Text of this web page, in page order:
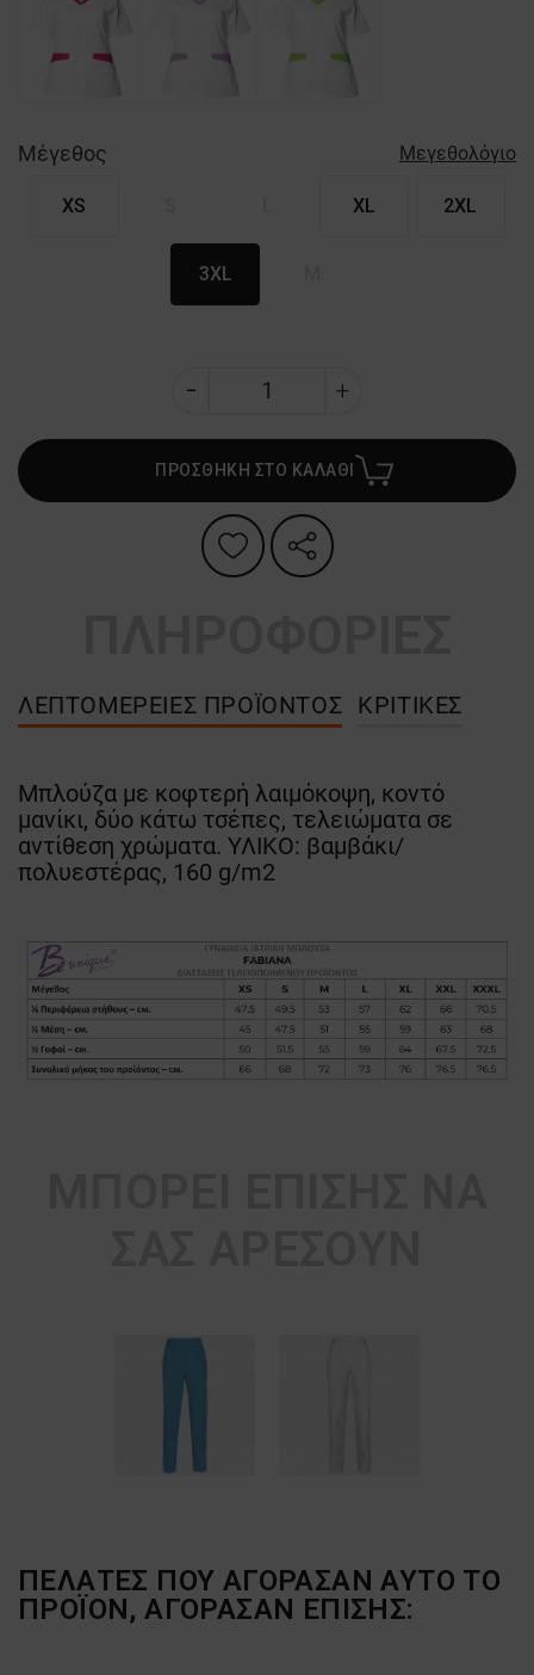
Μέγεθος Μεγεθολόγιο
XS XL 2XL
3XL
ΠΡΟΣΘΗΚΗ ΣΤΟ ΚΑΛΑΘΙ
ΛΕΠΤΟΜΈΡΕΙΕΣ ΠΡΟΪΌΝΤΟΣ ΚΡΙΤΙΚΈΣ
Μπλούζα με κοφτερή λαιμόκοψη, κοντό
μανίκι, δύο κάτω τσέπες, τελειώματα σε
αντίθεση χρώματα. ΥΛΙΚΟ: βαμβάκι/
πολυεστέρας, 160 g/m2
ΠΕΛΆΤΕΣ ΠΟΥ ΑΓΌΡΑΣΑΝ ΑΥΤΌ ΤΟ
ΠΡΟΪΌΝ, ΑΓΌΡΑΣΑΝ ΕΠΊΣΗΣ: